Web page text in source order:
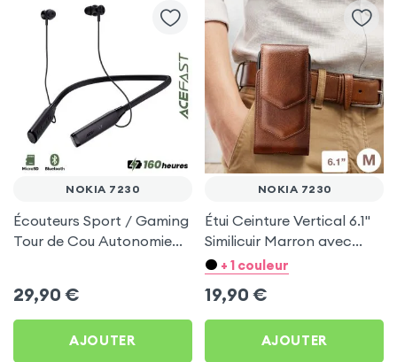
NOKIA 7230
Écouteurs Sport / Gaming
Tour de Cou Autonomie
29,90 €
AJOUTER
NOKIA 7230
Étui Ceinture Vertical 6.1''
Similicuir Marron avec
Porte carte pour Nokia
+ 1 couleur
19,90 €
AJOUTER